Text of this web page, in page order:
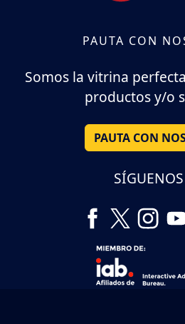
PAUTA CON
Somos la vitrina
productos y/o
PAUTA CON